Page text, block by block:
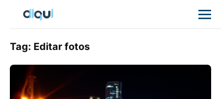
Tag: Editar fotos